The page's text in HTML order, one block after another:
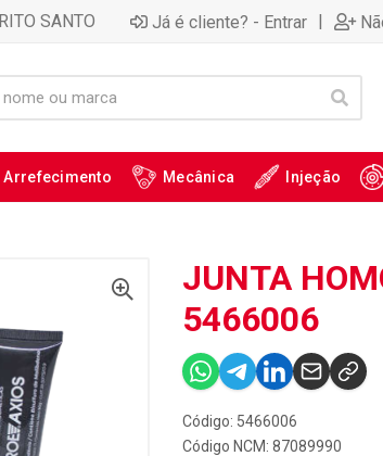
SANTO Já é cliente? - Entrar |
Arrefecimento Mecânica Injeção
JUNTA
5466006
Código: 5466006
Código NCM: 87089990